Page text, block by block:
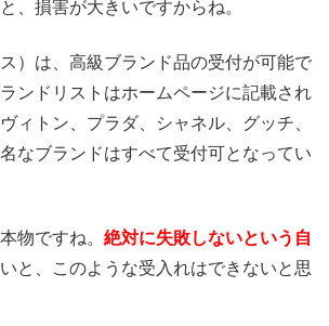
、損害が大きいですからね。
）は、高級ブランド品の受付が可能で
ンドリストはホームページに記載され
ィトン、プラダ、シャネル、グッチ、
なブランドはすべて受付可となってい
物ですね。 絶対に失敗しないという自
と、このような受入れはできないと思